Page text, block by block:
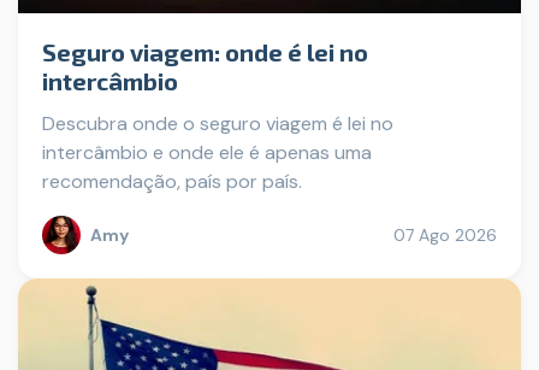
Seguro viagem: onde é lei no
intercâmbio
Descubra onde o seguro viagem é lei no
intercâmbio e onde ele é apenas uma
recomendação, país por país.
Amy 07 Ago 2026